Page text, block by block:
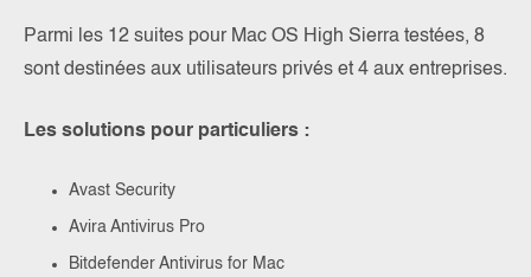
Parmi les 12 suites pour Mac OS High Sierra testées, 8
sont destinées aux utilisateurs privés et 4 aux entreprises.
Les solutions pour particuliers :
Avast Security
Avira Antivirus Pro
Bitdefender Antivirus for Mac